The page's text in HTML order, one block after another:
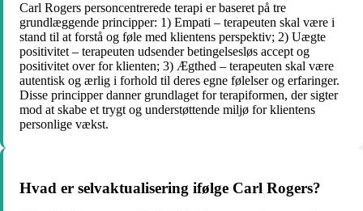
Carl Rogers personcentrerede terapi er baseret på tre
grundlæggende principper: 1) Empati – terapeuten skal være i
stand til at forstå og føle med klientens perspektiv; 2) Uægte
positivitet – terapeuten udsender betingelsesløs accept og
positivitet over for klienten; 3) Ægthed – terapeuten skal være
autentisk og ærlig i forhold til deres egne følelser og erfaringer.
Disse principper danner grundlaget for terapiformen, der sigter
mod at skabe et trygt og understøttende miljø for klientens
personlige vækst.
Hvad er selvaktualisering ifølge Carl Rogers?